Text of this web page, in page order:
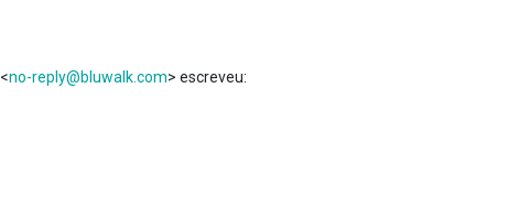
no-reply@bluwalk.com> escreveu: